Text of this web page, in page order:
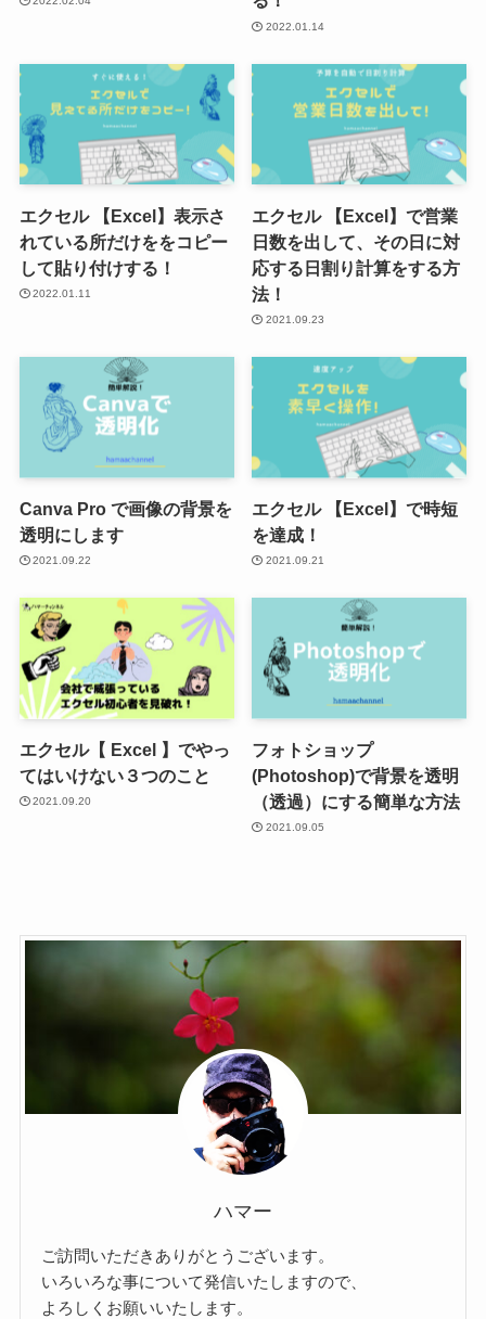
2022.01.14
エクセル 【Excel】表示さ
れている所だけををコピー
して貼り付けする！
2022.01.11
エクセル 【Excel】で営業
日数を出して、その日に対
応する日割り計算をする方
法！
2021.09.23
Canva Pro で画像の背景を
透明にします
2021.09.22
エクセル 【Excel】で時短
を達成！
2021.09.21
エクセル【 Excel 】でやっ
てはいけない３つのこと
2021.09.20
フォトショップ
(Photoshop)で背景を透明
（透過）にする簡単な方法
2021.09.05
ハマー
ご訪問いただきありがとうございます。
いろいろな事について発信いたしますので、
よろしくお願いいたします。